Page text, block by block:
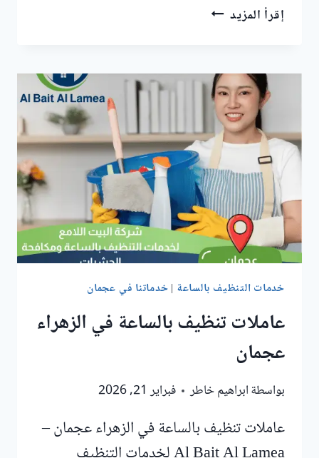
إقرأ المزيدعاملات
منك
في
عجمان
خدمات التنظيف بالساعة |خدماتنا في عجمان
عاملات تنظيف بالساعة في الزهراء
عجمان
بواسطةابراهيم خاطر فبراير 21, 2026
عاملات تنظيف بالساعة في الزهراء عجمان –